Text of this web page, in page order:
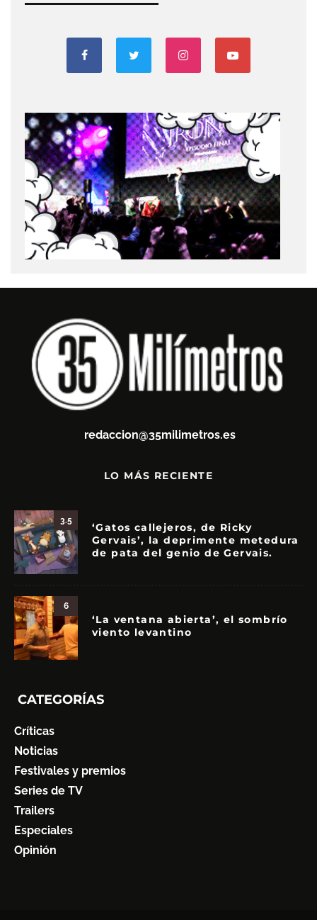
redaccion@35milimetros.es
LO MÁS RECIENTE
3.5
‘Gatos callejeros, de Ricky
Gervais’, la deprimente metedura
de pata del genio de Gervais.
6
‘La ventana abierta’, el sombrío
viento levantino
CATEGORÍAS
Críticas
Noticias
Festivales y premios
Series de TV
Trailers
Especiales
Opinión